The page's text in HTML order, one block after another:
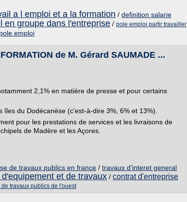
a l emploi et a la formation / definition salarie
en groupe dans l'entreprise / pole emploi partir travailler
emploi
de M. Gérard SAUMADE ...
2,1% en matière de presse et pour certains
du Dodécanèse (c'est-à-dire 3%, 6% et 13%).
pour les prestations de services et les livraisons de
de Madère et les Açores.
de travaux publics en france / travaux d'interet general
et de travaux / contrat d'entreprise
travaux publics de l'ouest